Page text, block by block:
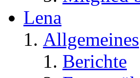
Lena
Allgemeines
Berichte